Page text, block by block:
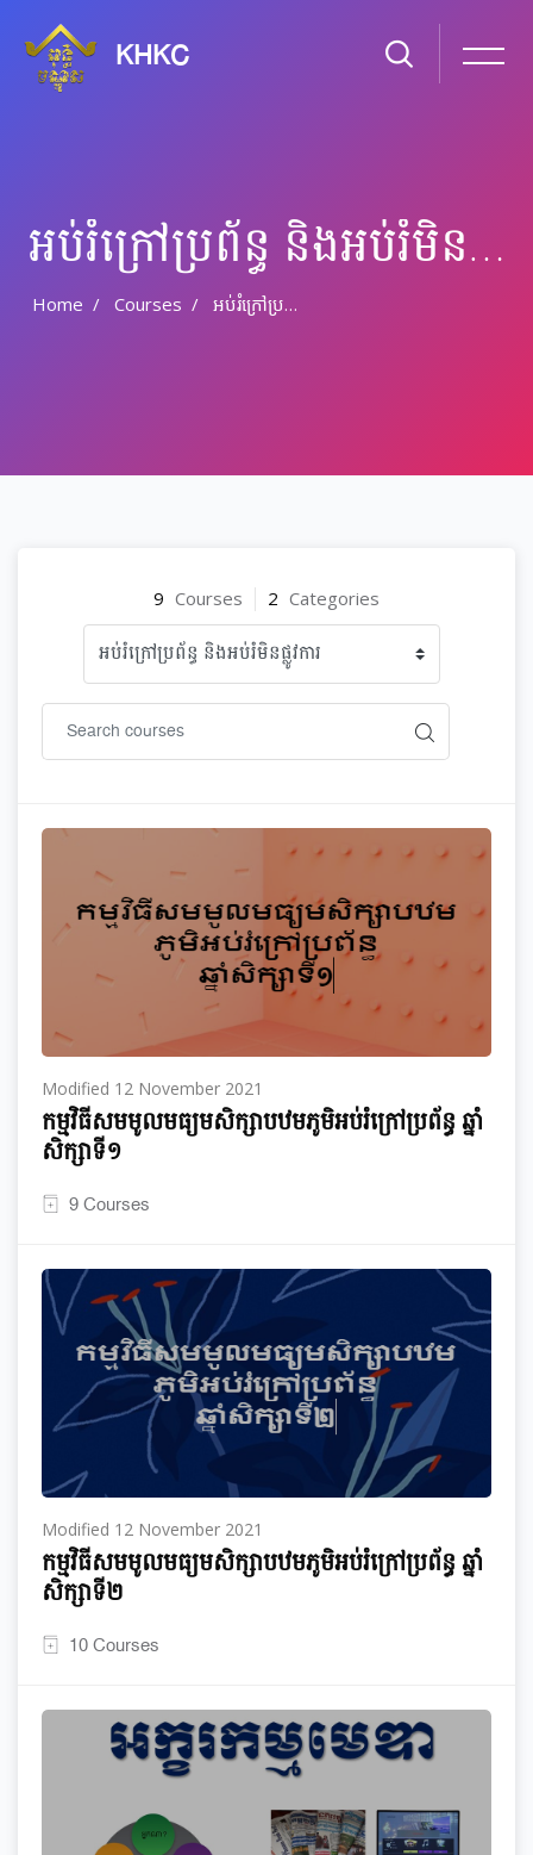
KHKC
អប់រំ​ក្រៅ​ប្រព័ន្ធ និង​​អប់រំ​មិន​ផ្លូវ​ការ
Home Courses អប់រំ​ក្រៅ​ប្រព័ន្ធ និង​​អប់រំ​មិន​ផ្លូវ​ការ
9 Courses 2 Categories
Modified 12 November 2021
កម្មវិធី​សមមូល​មធ្យម​សិក្សា​បឋមភូមិ​អប់រំ​ក្រៅ​ប្រព័ន្ធ​ ឆ្នាំ​
សិក្សា​ទី​១
9 Courses
Modified 12 November 2021
កម្មវិធី​សមមូល​មធ្យម​សិក្សា​បឋមភូមិ​អប់រំ​ក្រៅ​ប្រព័ន្ធ​ ឆ្នាំ​
សិក្សា​ទី​២
10 Courses